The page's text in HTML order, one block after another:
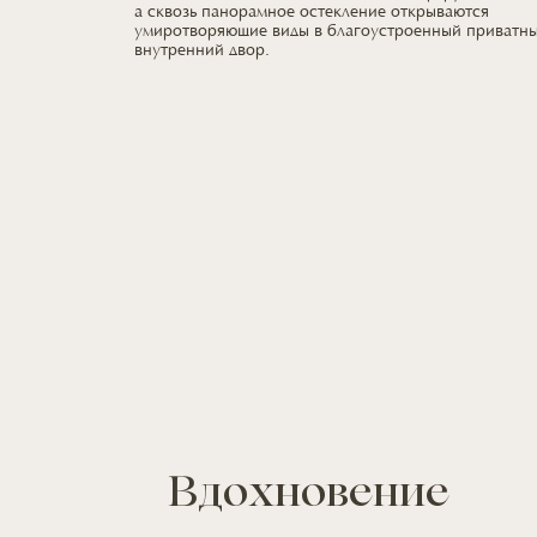
а сквозьпанорамное остекление открываются
умиротворяющие виды в благоустроенный
внутренний двор.
Вдохновение